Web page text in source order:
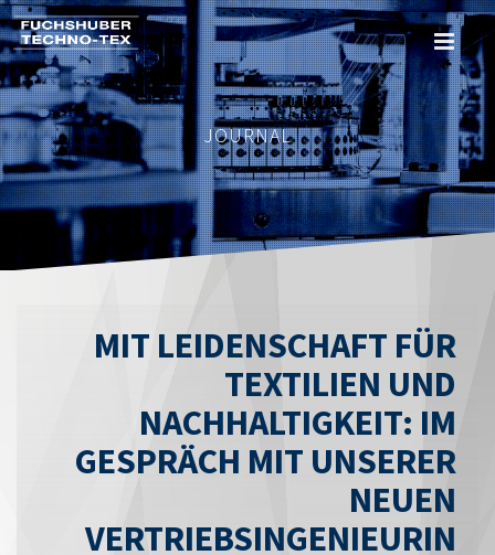
Skip
to
main
content
JOURNAL
MIT LEIDENSCHAFT FÜR
TEXTILIEN UND
NACHHALTIGKEIT: IM
GESPRÄCH MIT UNSERER
NEUEN
VERTRIEBSINGENIEURIN